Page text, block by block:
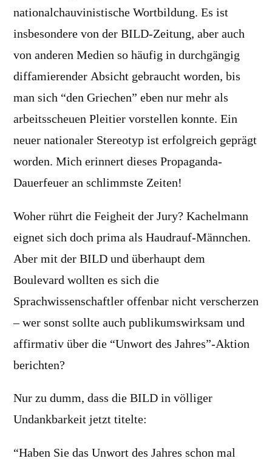
nationalchauvinistische Wortbildung. Es ist
insbesondere von der BILD-Zeitung, aber auch
von anderen Medien so häufig in durchgängig
diffamierender Absicht gebraucht worden, bis
man sich “den Griechen” eben nur mehr als
arbeitsscheuen Pleitier vorstellen konnte. Ein
neuer nationaler Stereotyp ist erfolgreich geprägt
worden. Mich erinnert dieses Propaganda-
Dauerfeuer an schlimmste Zeiten!
Woher rührt die Feigheit der Jury? Kachelmann
eignet sich doch prima als Haudrauf-Männchen.
Aber mit der BILD und überhaupt dem
Boulevard wollten es sich die
Sprachwissenschaftler offenbar nicht verscherzen
– wer sonst sollte auch publikumswirksam und
affirmativ über die “Unwort des Jahres”-Aktion
berichten?
Nur zu dumm, dass die BILD in völliger
Undankbarkeit jetzt titelte:
“Haben Sie das Unwort des Jahres schon mal